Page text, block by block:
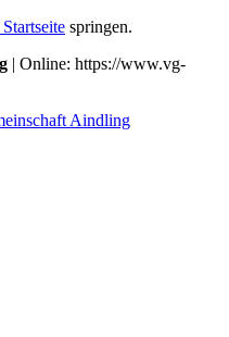
springen.
| Online: https://www.vg-